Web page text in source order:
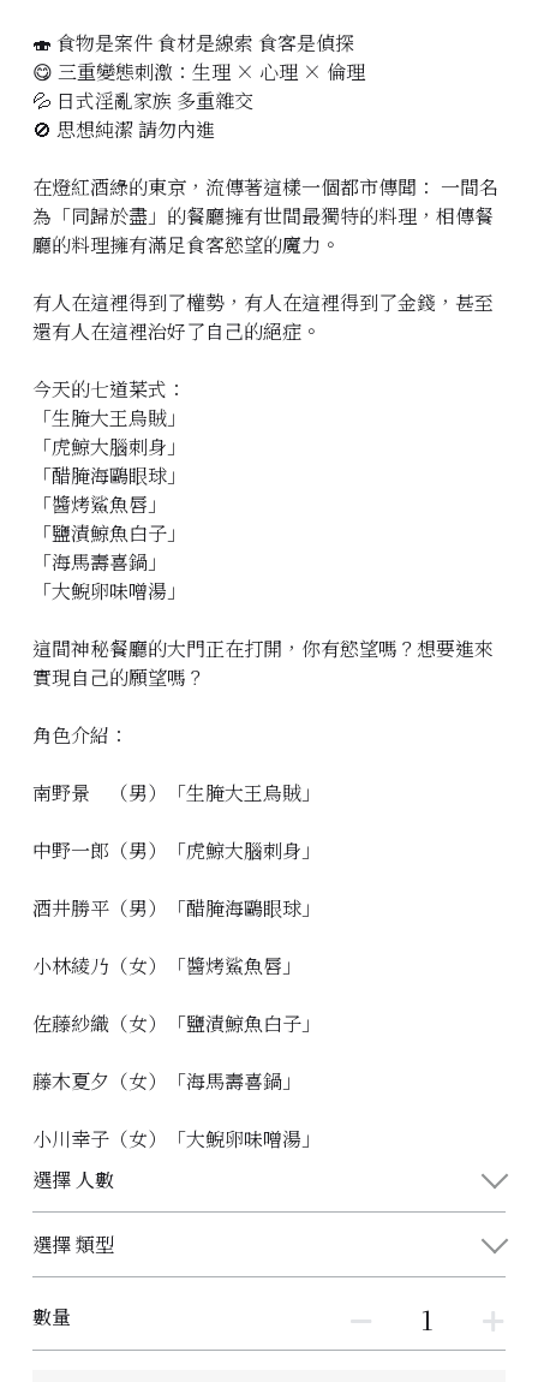
🍣 食物是案件 食材是線索 食客是偵探
😋 三重變態刺激：生理 × 心理 × 倫理
💦 日式淫亂家族 多重雜交
🚫 思想純潔 請勿內進
在燈紅酒綠的東京，流傳著這樣一個都市傳聞： 一間名
為「同歸於盡」的餐廳擁有世間最獨特的料理，相傳餐
廳的料理擁有滿足食客慾望的魔力。
有人在這裡得到了權勢，有人在這裡得到了金錢，甚至
還有人在這裡治好了自己的絕症。
今天的七道菜式：
「生腌大王烏賊」
「虎鯨大腦刺身」
「醋腌海鷗眼球」
「醬烤鯊魚唇」
「鹽漬鯨魚白子」
「海馬壽喜鍋」
「大鯢卵味噌湯」
這間神秘餐廳的大門正在打開，你有慾望嗎？想要進來
實現自己的願望嗎？
角色介紹：
南野景 （男）「生腌大王烏賊」
中野一郎（男）「虎鯨大腦刺身」
酒井勝平（男）「醋腌海鷗眼球」
小林綾乃（女）「醬烤鯊魚唇」
佐藤紗織（女）「鹽漬鯨魚白子」
藤木夏夕（女）「海馬壽喜鍋」
小川幸子（女）「大鯢卵味噌湯」
選擇 人數
選擇 類型
數量